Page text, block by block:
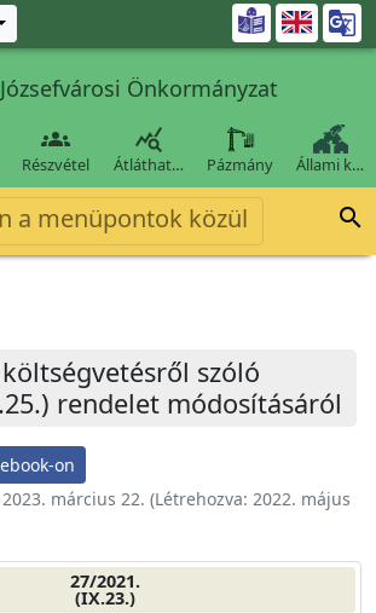

Józsefvárosi Önkormányzat

Részvétel

Átláthat… Pázmány Állami k…
a menüpontok közül 
szóló
rendelet módosításáról
on
2023. március 22. (Létrehozva: 2022. május
27/2021.
(IX.23.)